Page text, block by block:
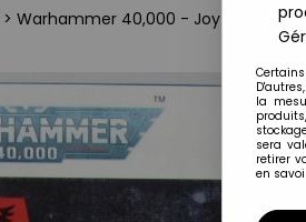
> Warhammer 40,000 - Joytoy -
la
sera
retirer
en